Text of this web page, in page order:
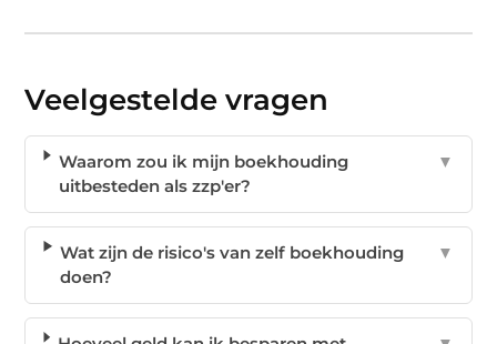
Veelgestelde vragen
Waarom zou ik mijn boekhouding
uitbesteden als zzp'er?
▼
Wat zijn de risico's van zelf boekhouding
doen?
▼